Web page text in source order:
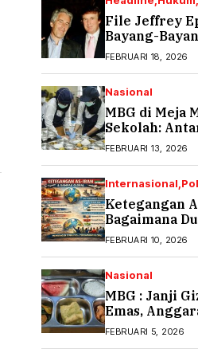
File Jeffrey
Bayang-
yang Tak
FEBRUARI 18, 2026
Nasional
MBG di Meja
Sekolah:
Gizi dan Rasa
FEBRUARI 13, 2026
Internasional
Ketegangan
Bagaimana
Menyikapi?
FEBRUARI 10, 2026
Nasional
MBG : Janji
Emas,
Ancaman
FEBRUARI 5, 2026